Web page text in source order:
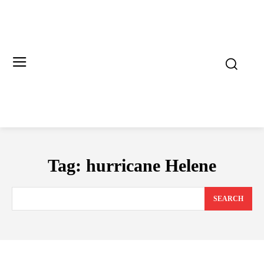
Tag: hurricane Helene
SEARCH